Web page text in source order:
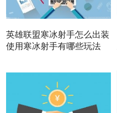
英雄联盟寒冰射手怎么出装
使用寒冰射手有哪些玩法